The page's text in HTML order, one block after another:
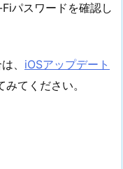
パスワードを確認し
、 iOSアップデート
みてください。